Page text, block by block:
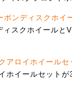
ンディスクホイ
ィスクホイールと
アロイホイールセ
ホイールセット